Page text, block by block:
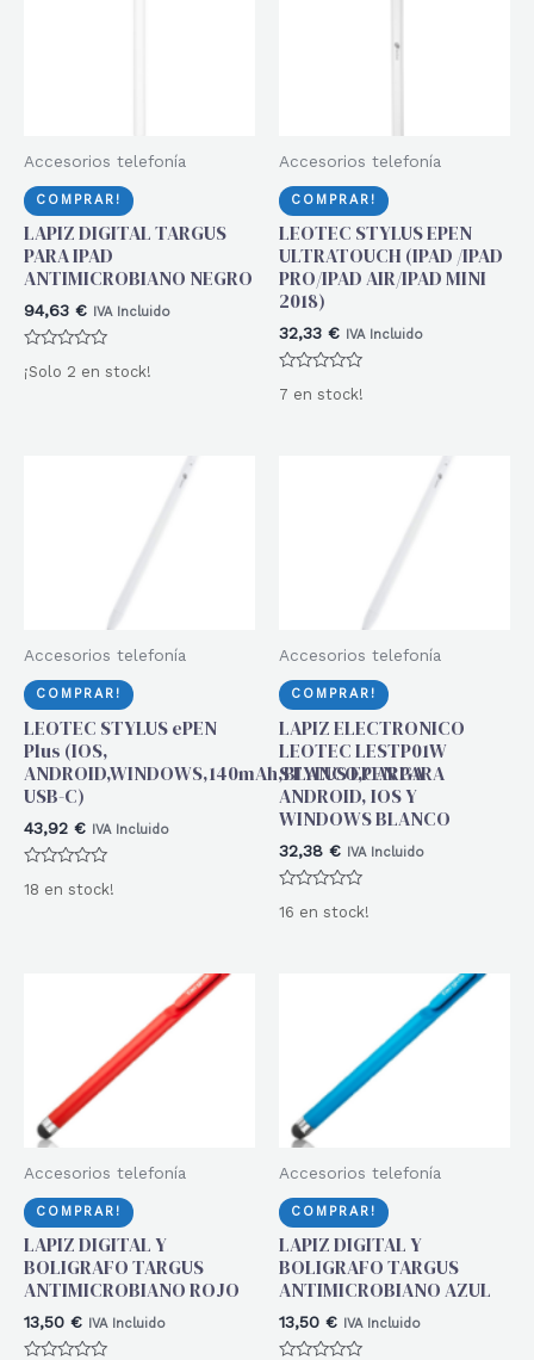
Accesorios telefonía
COMPRAR!
LAPIZ DIGITAL TARGUS
PARA IPAD
ANTIMICROBIANO NEGRO
94,63 € IVA Incluido
Valorado
con
¡Solo 2 en stock!
Accesorios telefonía
COMPRAR!
LEOTEC STYLUS EPEN
ULTRATOUCH (IPAD /IPAD
PRO/IPAD AIR/IPAD MINI
2018)
32,33 € IVA Incluido
con
7 en stock!
Accesorios telefonía
COMPRAR!
LEOTEC STYLUS ePEN
Plus (IOS,
ANDROID,WINDOWS,140mAh,BLANCO,CARGA
USB-C)
43,92 € IVA Incluido
con
18 en stock!
Accesorios telefonía
COMPRAR!
LAPIZ ELECTRONICO
LEOTEC LESTP01W
STYLUS EPEN PARA
ANDROID, IOS Y
WINDOWS BLANCO
32,38 € IVA Incluido
con
16 en stock!
Accesorios telefonía
COMPRAR!
LAPIZ DIGITAL Y
BOLIGRAFO TARGUS
ANTIMICROBIANO ROJO
13,50 € IVA Incluido
Accesorios telefonía
COMPRAR!
LAPIZ DIGITAL Y
BOLIGRAFO TARGUS
ANTIMICROBIANO AZUL
13,50 € IVA Incluido